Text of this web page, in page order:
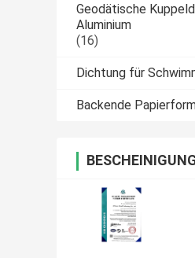
Geodätische
Aluminium
(16)
Dichtung für
Backende